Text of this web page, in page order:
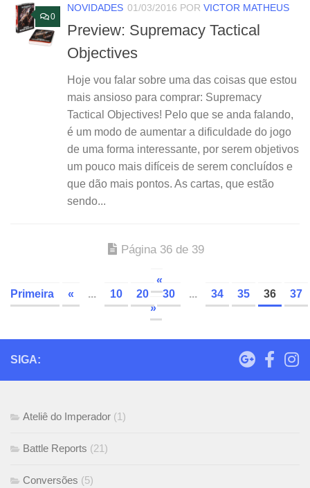
0
NOVIDADES 01/03/2016 POR VICTOR MATHEUS
Preview: Supremacy Tactical
Objectives
Hoje vou falar sobre uma das coisas que estou
mais ansioso para comprar: Supremacy
Tactical Objectives! Pelo que se anda falando,
é um modo de aumentar a dificuldade do jogo
de uma forma interessante, por serem objetivos
um pouco mais difíceis de serem concluídos e
que dão mais pontos. As cartas, que estão
sendo...
Página 36 de 39
«
Primeira
« ... 10 20 30 ... 34 35 36
37
»
SIGA:
Ateliê do Imperador (1)
Battle Reports (21)
Conversões (5)